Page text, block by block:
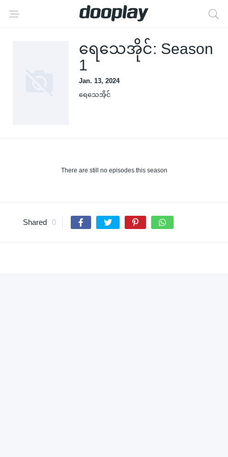
ရေသေအိုင်: Season
1
Jan. 13, 2024
ရေသေအိုင်
There are still no episodes this season
Shared 0